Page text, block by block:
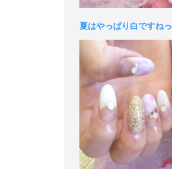
夏はやっぱり白ですねっ